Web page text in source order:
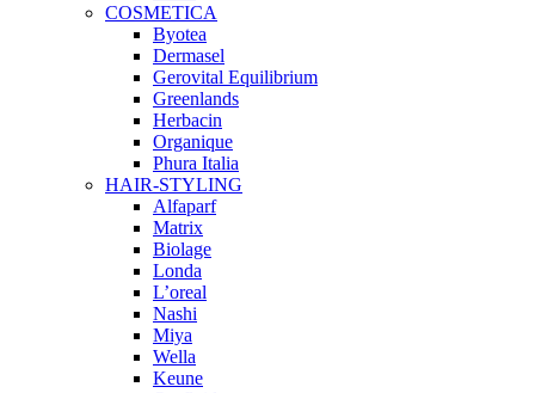
COSMETICA
Byotea
Dermasel
Gerovital Equilibrium
Greenlands
Herbacin
Organique
Phura Italia
HAIR-STYLING
Alfaparf
Matrix
Biolage
Londa
L’oreal
Nashi
Miya
Wella
Keune